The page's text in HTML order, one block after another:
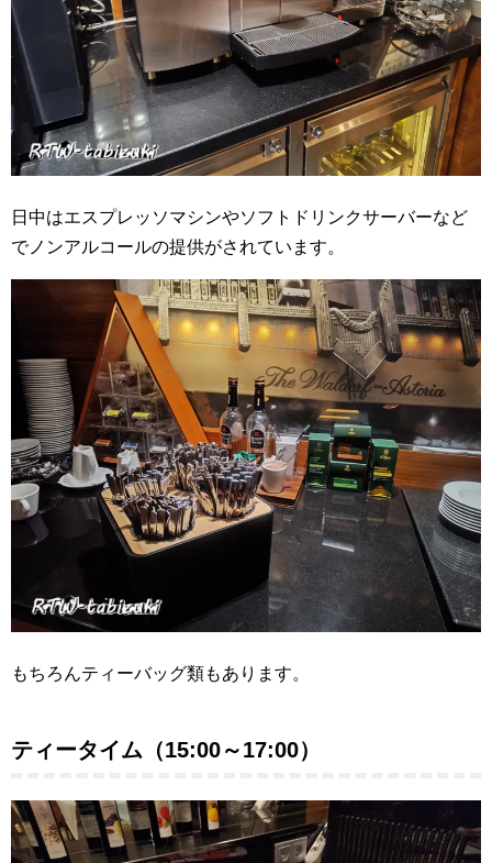
日中はエスプレッソマシンやソフトドリンクサーバーなど
でノンアルコールの提供がされています。
もちろんティーバッグ類もあります。
ティータイム（15:00～17:00）